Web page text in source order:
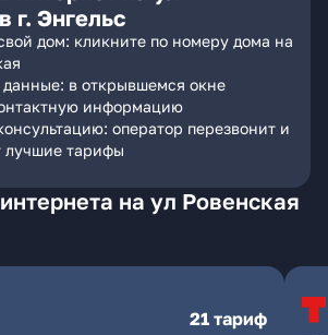
г. Энгельс
дом: кликните по номеру дома на
данные: в открывшемся окне
информацию
оператор перезвонит и
лучшие тарифы
на ул Ровенская
21 тариф